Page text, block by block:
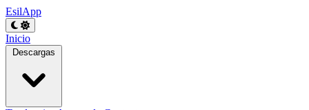
EsilApp
Inicio
Descargas